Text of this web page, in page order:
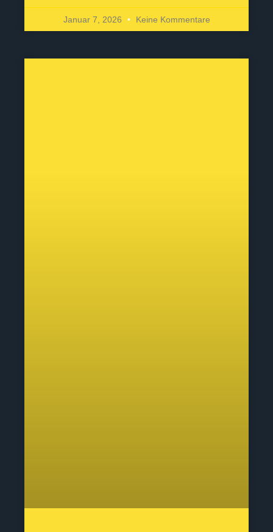
Januar 7, 2026 Keine Kommentare